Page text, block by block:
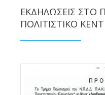
ΕΚΔΗΛΏΣΕΙΣ ΣΤΟ
ΠΟΛΙΤΙΣΤΙΚΌ